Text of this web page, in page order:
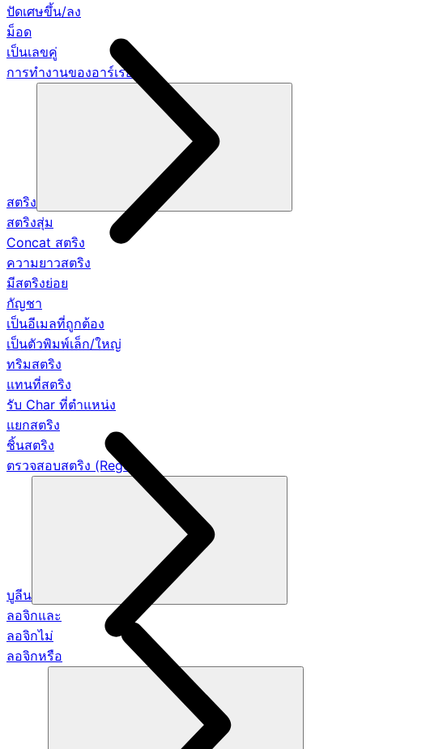
ปัดเศษขึ้น/ลง
ม็อด
เป็นเลขคู่
การทำงานของอาร์เรย์
สตริง
สตริงสุ่ม
Concat สตริง
ความยาวสตริง
มีสตริงย่อย
กัญชา
เป็นอีเมลที่ถูกต้อง
เป็นตัวพิมพ์เล็ก/ใหญ่
ทริมสตริง
แทนที่สตริง
รับ Char ที่ตำแหน่ง
แยกสตริง
ชิ้นสตริง
ตรวจสอบสตริง (Regex)
บูลีน
ลอจิกและ
ลอจิกไม่
ลอจิกหรือ